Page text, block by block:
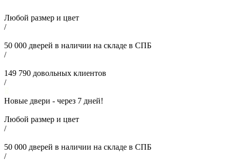
Любой размер и цвет
/
50 000 дверей в наличии на складе в СПБ
/
149 790 довольных клиентов
/
Новые двери - через 7 дней!
Любой размер и цвет
/
50 000 дверей в наличии на складе в СПБ
/